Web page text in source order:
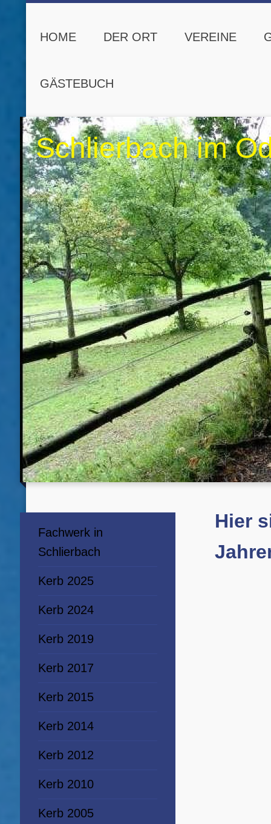
HOME DER ORT VEREINE
GÄSTEBUCH
Schlierbach im
Hier
Fachwerk in
Schlierbach
Kerb 2025
Kerb 2024
Kerb 2019
Kerb 2017
Kerb 2015
Kerb 2014
Kerb 2012
Kerb 2010
Kerb 2005